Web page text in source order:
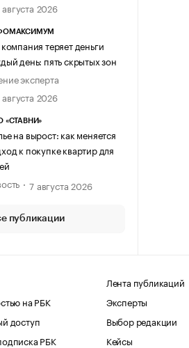
августа 2026
компания теряет деньги
день: пять скрытых зон
эксперта
августа 2026
«СТАВНИ»
на вырост: как меняется
к покупке квартир для
7 августа 2026
публикации
на РБК
доступ
РБК
Лента публикаций
Эксперты
Выбор редакции
Кейсы